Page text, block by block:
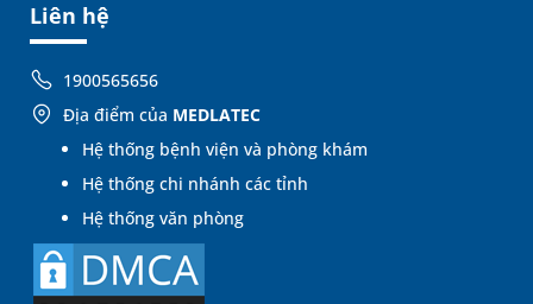
Liên hệ
1900565656
Địa điểm của MEDLATEC
Hệ thống bệnh viện và phòng khám
Hệ thống chi nhánh các tỉnh
Hệ thống văn phòng